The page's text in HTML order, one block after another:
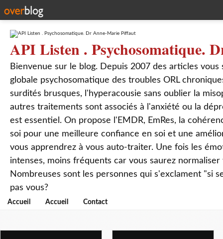
API Listen . Psychosomatique.
Bienvenue sur le blog. Depuis 2007 des articles
globale psychosomatique des troubles ORL
surdités brusques, l'hyperacousie sans oublier la
autres traitements sont associés à l'anxiété ou la
est essentiel. On propose l'EMDR, EmRes, la
soi pour une meilleure confiance en soi et une
vous apprendrez à vous auto-traiter. Une fois les
intenses, moins fréquents car vous saurez
Nombreuses sont les personnes qui s'exclament "si
pas vous?
Accueil Accueil Contact